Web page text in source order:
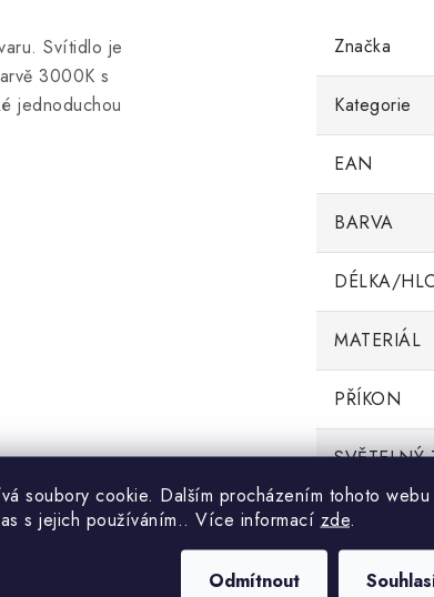
soubory cookie. Dalším procházením tohoto webu
s jejich používáním.. Více informací zde.
Odmítnout
Svítidlo je
3000K s
jednoduchou
Značka
Kategorie
EAN
BARVA
DÉLKA/
MATERIÁL
PŘÍKON
SVĚTELNÝ
ŠÍŘKA
TEPLOTA